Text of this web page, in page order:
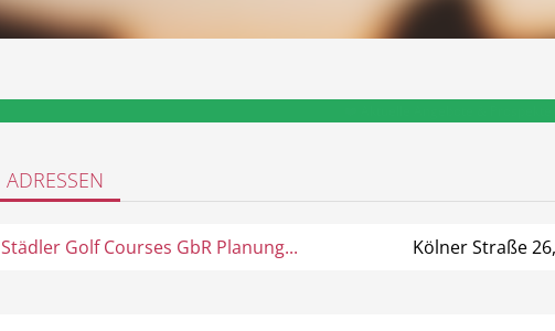
ADRESSEN
Städler Golf Courses GbR Planung... Kölner Straße